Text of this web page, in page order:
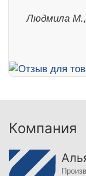
Людмила М.,
Компания